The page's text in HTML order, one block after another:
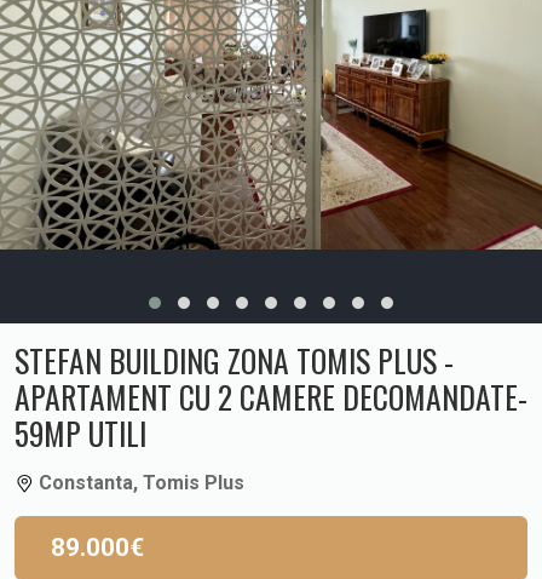
STEFAN BUILDING ZONA TOMIS PLUS -
APARTAMENT CU 2 CAMERE DECOMANDATE-
59MP UTILI
Constanta, Tomis Plus
89.000€